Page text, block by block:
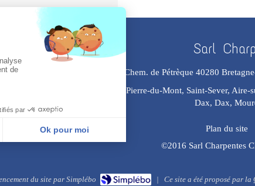
Sarl
386 Chem. de Pétrèque 40280
Mont-de-Marsan, Saint-Pierre-du-Mont, Saint-Sever,
Dax, Dax,
Plan du site
©2016 Sarl Charpentes
du site par Simplébo | Ce site a été proposé par la